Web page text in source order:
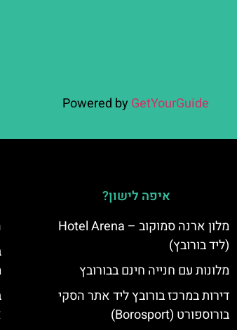
Powered by GetYourGuide
איפה לישון?
מלון ארנה סמוקוב – Hotel Arena
(ליד בורובץ)
מלונות עם חנייה חינם בבורובץ
דירות במרכז בורובץ ליד אתר הסקי
בורוספורט (Borosport)